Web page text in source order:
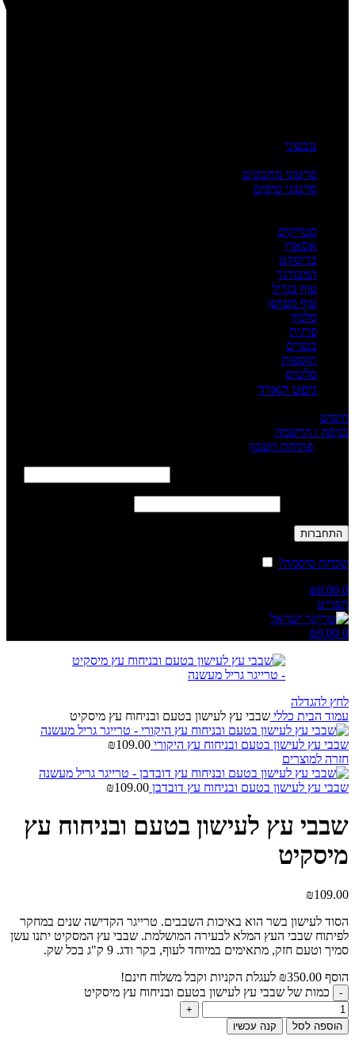
טבעוני
סרטוני מתכונים
סרטוני טיפים
סטייקים
אסאדו
בריסקט
המבורגר
עוף בגריל
עוף מעושן
סלמון
פרגית
כנפיים
תוספות
סלטים
גיפט קארד
חיפוש
כניסה / הרשמה
פתיחת חשבון
התחברות
שכחת סיסמה?
0
₪0.00
תפריט
0
₪0.00
לחץ להגדלה
עמוד הבית כללי שבבי עץ לעישון בטעם ובניחוח עץ מיסקיט
שבבי עץ לעישון בטעם ובניחוח עץ היקורי ₪109.00
חזרה למוצרים
שבבי עץ לעישון בטעם ובניחוח עץ דובדבן ₪109.00
שבבי עץ לעישון בטעם ובניחוח עץ
מיסקיט
₪109.00
הסוד לעישון בשר הוא באיכות השבבים. טרייגר הקדישה שנים במחקר
לפיתוח שבבי העץ המלא לבעירה המושלמת. שבבי עץ המסקיט יתנו עשן
סמיך וטעם חזק, מתאימים במיוחד לעוף, בקר ודג. 9 ק"ג בכל שק.
הוסף
₪350.00
לעגלת הקניות וקבל משלוח חינם!
כמות של שבבי עץ לעישון בטעם ובניחוח עץ מיסקיט
הוספה לסל קנה עכשיו